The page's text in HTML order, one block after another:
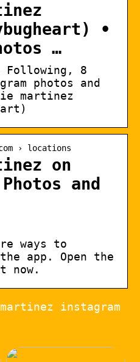
•
…
Following, 8
photos and
martinez
› locations
on
and
ways to
app. Open the
now.
instagram